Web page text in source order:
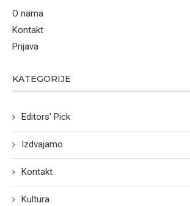
O nama
Kontakt
Prijava
KATEGORIJE
Editors' Pick
Izdvajamo
Kontakt
Kultura